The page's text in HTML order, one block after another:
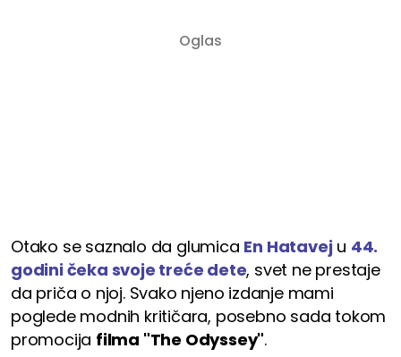
Otako se saznalo da glumica En Hataveju 44.
godini čeka svoje treće dete, svet ne prestaje
da priča o njoj. Svako njeno izdanje mami
poglede modnih kritičara, posebno sada tokom
promocija filma "The Odyssey".